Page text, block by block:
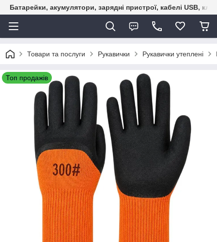
Батарейки, акумулятори, зарядні пристрої, кабелі USB,
Товари та послуги Рукавички Рукавички утеплені
Топ продажів